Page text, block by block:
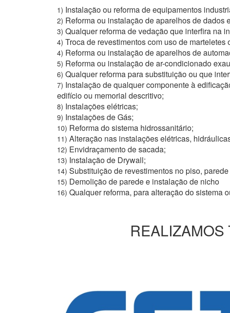
1) Instalação ou reforma de equipamentos
2) Reforma ou instalação de aparelhos de dados
3) Qualquer reforma de vedação que interfira na
4) Troca de revestimentos com uso de
4) Reforma ou instalação de aparelhos de
5) Reforma ou instalação de ar-condicionado
6) Qualquer reforma para substituição ou que
7) Instalação de qualquer componente à
edifício ou memorial descritivo;
8) Instalações elétricas;
9) Instalações de Gás;
10) Reforma do sistema hidrossanitário;
11) Alteração nas instalações elétricas,
12) Envidraçamento de sacada;
13) Instalação de Drywall;
14) Substituição de revestimentos no piso,
15) Demolição de parede e instalação de nicho
16) Qualquer reforma, para alteração do sistema